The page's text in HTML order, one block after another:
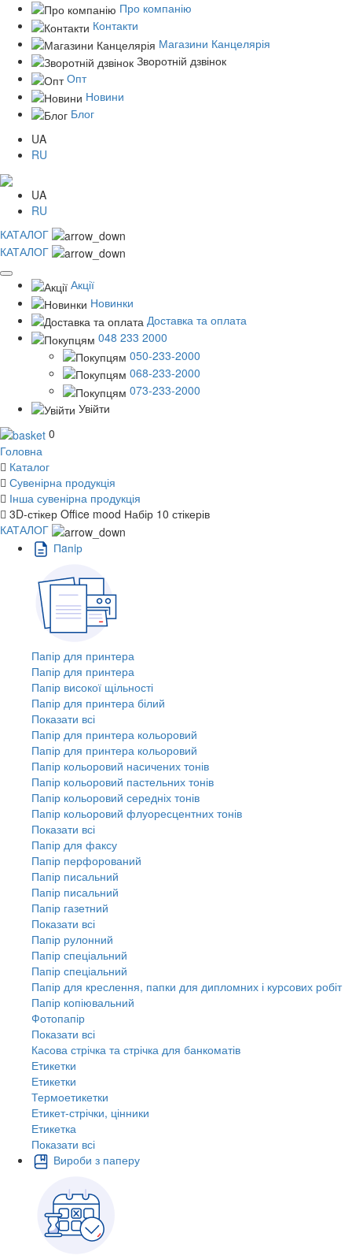
Про компанію
Контакти
Магазини Канцелярія
Зворотній дзвінок
Опт
Новини
Блог
UA
RU
UA
RU
КАТАЛОГ
КАТАЛОГ
Акції
Новинки
Доставка та оплата
048 233 2000
050-233-2000
068-233-2000
073-233-2000
Увійти
0
Головна
Каталог
Сувенірна продукція
Інша сувенірна продукція
3D-стікер Office mood Набір 10 стікерів
КАТАЛОГ
Пaпiр
Папір для принтера
Папір для принтера
Папір високої щільності
Папір для принтера білий
Показати всі
Папір для принтера кольоровий
Папір для принтера кольоровий
Папір кольоровий насичених тонів
Папір кольоровий пастельних тонів
Папір кольоровий середніх тонів
Папір кольоровий флуоресцентних тонів
Показати всі
Папір для факсу
Папір перфорований
Папір писальний
Папір писальний
Папір газетний
Показати всі
Папір рулонний
Папір спеціальний
Папір спеціальний
Папір для креслення, папки для дипломних і курсових робіт
Папір копіювальний
Фотопапір
Показати всі
Касова стрічка та стрічка для банкоматів
Етикетки
Етикетки
Термоетикетки
Етикет-стрічки, цінники
Етикетка
Показати всі
Вироби з паперу